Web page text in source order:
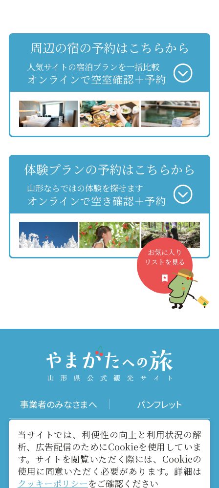
周辺の宿の予約はこちらから
人気サイトの宿泊プランを一括比較
オンラインで空室確認＋予約
体験プランの予約はこちらから
山形ならではの体験を探せます
オンラインで空き確認＋予約
お気に入り
リストを見る
事業者のみなさまへ パンフレット
写真ダウンロード 動画ギャラリー
お役立ちリンク 当サイトについて
当サイトでは、利便性の向上と利用状況の解
析、広告配信のためにCookieを使用していま
す。サイトを閲覧いただく際には、Cookieの
使用に同意いただく必要があります。詳細は
クッキーポリシーをご確認ください